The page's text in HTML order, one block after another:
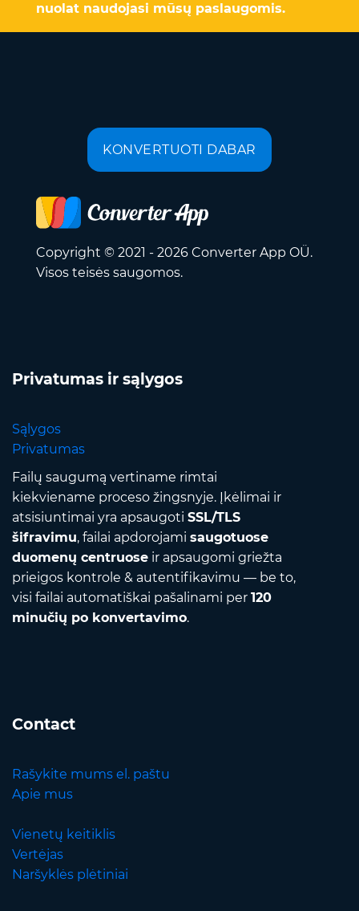
nuolat naudojasi mūsų paslaugomis.
KONVERTUOTI DABAR
Copyright © 2021 - 2026 Converter App OÜ.
Visos teisės saugomos.
Privatumas ir sąlygos
Sąlygos
Privatumas
Failų saugumą vertiname rimtai
kiekviename proceso žingsnyje. Įkėlimai ir
atsisiuntimai yra apsaugoti SSL/TLS
šifravimu, failai apdorojami saugotuose
duomenų centruose ir apsaugomi griežta
prieigos kontrole & autentifikavimu — be to,
visi failai automatiškai pašalinami per 120
minučių po konvertavimo.
Contact
Rašykite mums el. paštu
Apie mus
Vienetų keitiklis
Vertėjas
Naršyklės plėtiniai